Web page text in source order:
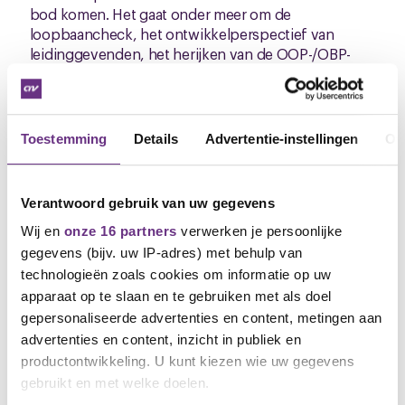
Toestemming Details Advertentie-instellingen
Verantwoord gebruik van uw gegevens
Wij en onze 16 partners verwerken je persoonlijke
gegevens (bijv. uw IP-adres) met behulp van
technologieën zoals cookies om informatie op uw
apparaat op te slaan en te gebruiken met als doel
gepersonaliseerde advertenties en content, metingen aan
advertenties en content, inzicht in publiek en
productontwikkeling. U kunt kiezen wie uw gegevens
gebruikt en met welke doelen.
bod komen. Het gaat onder meer om de
loopbaancheck, het ontwikkelperspectief van
leidinggevenden, het herijken van de OOP-/OBP-
Het volgend overleg vindt plaats op 10 juni 2026.
ons op per onderstaande mail. We gaan graag met je
in gesprek.
De cao online
Je kunt alle info over de cao-onderhandelingen
terugvinden op de cao-pagina.Ga direct naar jouw
cao-pagina mbo
. Daar kun je ook vragen stellen of
reageren. Krijg je dit bericht per post dan kun je de
cao-pagina makkelijk vinden door naar
www.cnv.nl/caote gaan en dan type je in de
zoekbalk mbo.